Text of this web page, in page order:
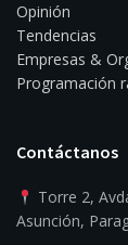
Opinión
Tendencias
Empresas &
Programación
Contáctanos
Torre 2,
Asunción,